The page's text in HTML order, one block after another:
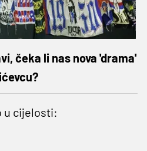
čeka li nas nova 'drama'
u cijelosti: